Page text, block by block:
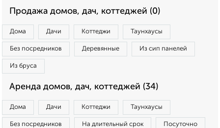
Продажа домов, дач, коттеджей (0)
Дома Дачи Коттеджи Таунхаусы
Без посредников Деревянные Из сип панелей
Из бруса
Аренда домов, дач, коттеджей (34)
Дома Дачи Коттеджи Таунхаусы
Без посредников На длительный срок Посуточно